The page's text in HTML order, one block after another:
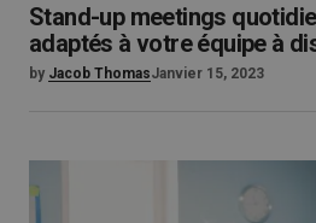
Stand-up meetings
adaptés à votre équipe à
by Jacob ThomasJanvier 15, 2023